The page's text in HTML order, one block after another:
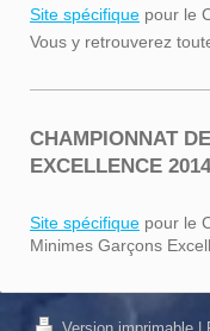
Site spécifique pour le
Vous y retrouverez
CHAMPIONNAT
EXCELLENCE 2014
Site spécifique pour le
Minimes Garçons